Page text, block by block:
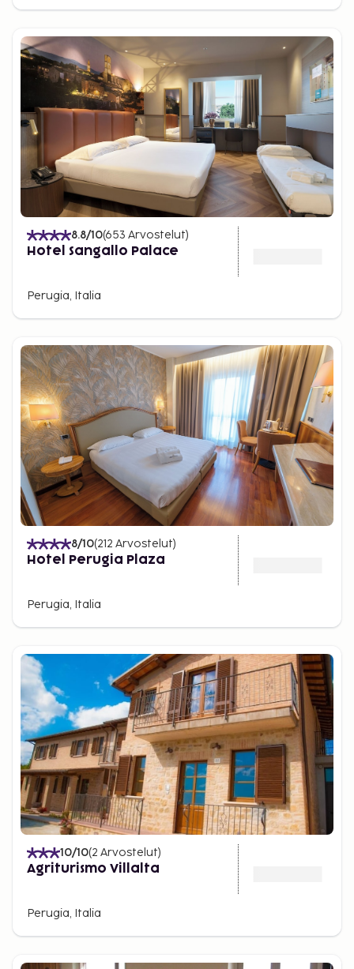
8.8/10(653 Arvostelut)
Hotel Sangallo Palace
Perugia, Italia
8/10(212 Arvostelut)
Hotel Perugia Plaza
Perugia, Italia
10/10(2 Arvostelut)
Agriturismo Villalta
Perugia, Italia